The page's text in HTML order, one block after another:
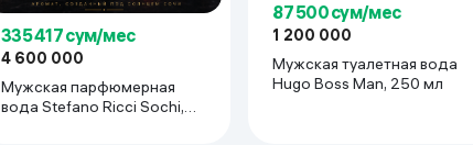
335 417 сум/мес
4 600 000
Мужская парфюмерная
вода Stefano Ricci Sochi,
87 500 сум/мес
1 200 000
Мужская туалетная вода
Hugo Boss Man, 250 мл